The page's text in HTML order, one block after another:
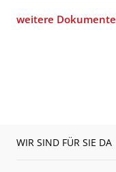
weitere Dokumente
WIR SIND FÜR SIE DA